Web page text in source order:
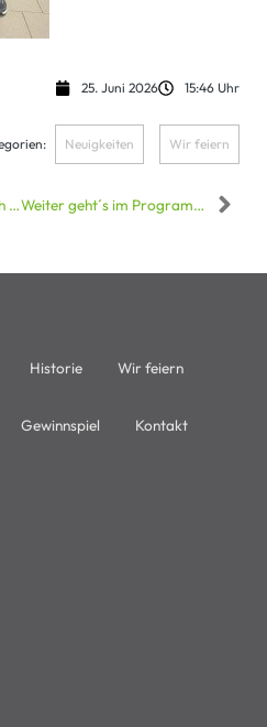
25. Juni 2026 15:46 Uhr
Neuigkeiten Wir feiern
Bürgermeister Daniel Poth an der Kasse: 2.000 Euro für den DRK OV Edenkoben! Weiter geht´s im Programm: Willkommen zu unserer Marktfestwoche im Edeka Kissel SBK Kronau
Historie Wir feiern
Gewinnspiel Kontakt